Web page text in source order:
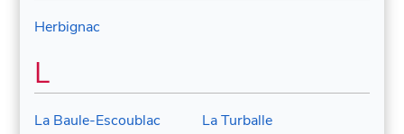
Herbignac
L
La Baule-Escoublac
La Turballe